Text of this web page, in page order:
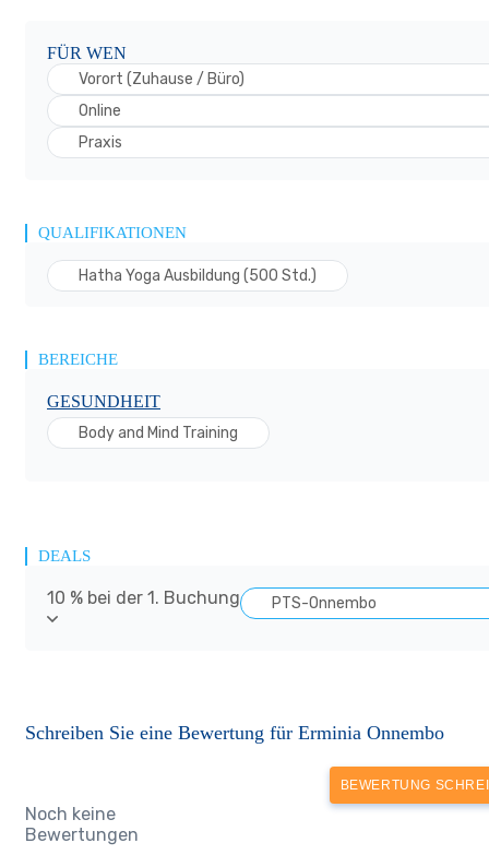
FÜR WEN
Vorort (Zuhause / Büro)
Online
Praxis
QUALIFIKATIONEN
Hatha Yoga Ausbildung (500 Std.)
BEREICHE
GESUNDHEIT
Body and Mind Training
DEALS
10 % bei der 1. Buchung PTS-Onnembo
Schreiben Sie eine Bewertung für Erminia Onnembo
BEWERTUNG
Noch keine
Bewertungen